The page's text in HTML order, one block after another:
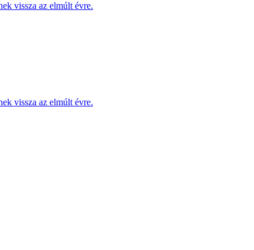
vissza az elmúlt évre.
vissza az elmúlt évre.